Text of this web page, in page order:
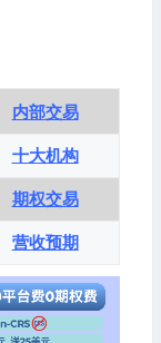
内部交易
十大机构
期权交易
营收预期